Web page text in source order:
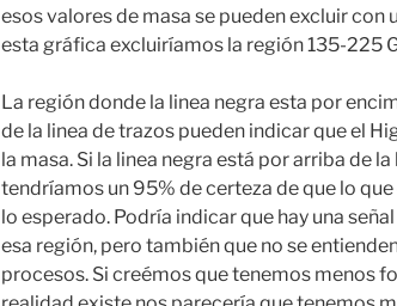
esos valores de masa se pueden excluir con
esta gráfica excluiríamos la región 135-225
La región donde la linea negra esta por
de la linea de trazos pueden indicar que el
la masa. Si la linea negra está por arriba de
tendríamos un 95% de certeza de que lo
lo esperado. Podría indicar que hay una
esa región, pero también que no se
procesos. Si creémos que tenemos menos